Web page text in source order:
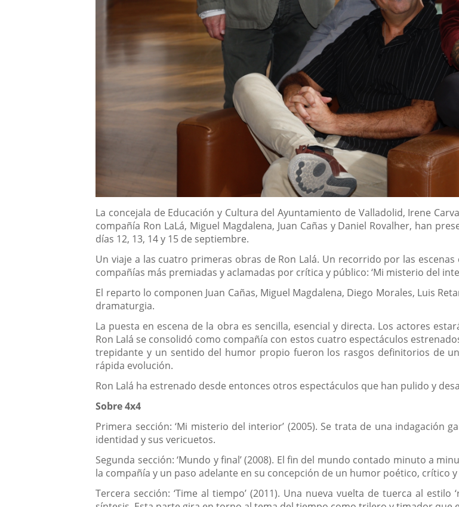
Descripción
La concejala de Educación y Cultura del Ayuntamiento de Valladolid, Irene
compañía Ron LaLá, Miguel Magdalena, Juan Cañas y Daniel Rovalher, han
días 12, 13, 14 y 15 de septiembre.
Un viaje a las cuatro primeras obras de Ron Lalá. Un recorrido por las
compañías más premiadas y aclamadas por crítica y público: ‘Mi misterio del
El reparto lo componen Juan Cañas, Miguel Magdalena, Diego Morales, Luis
dramaturgia.
La puesta en escena de la obra es sencilla, esencial y directa. Los actores
Ron Lalá se consolidó como compañía con estos cuatro espectáculos
trepidante y un sentido del humor propio fueron los rasgos definitorios de
rápida evolución.
Ron Lalá ha estrenado desde entonces otros espectáculos que han pulido y
Sobre 4x4
Primera sección: ‘Mi misterio del interior’ (2005). Se trata de una indagación
identidad y sus vericuetos.
Segunda sección: ‘Mundo y final’ (2008). El fin del mundo contado minuto a
la compañía y un paso adelante en su concepción de un humor poético, crítico
Tercera sección: ‘Time al tiempo’ (2011). Una nueva vuelta de tuerca al